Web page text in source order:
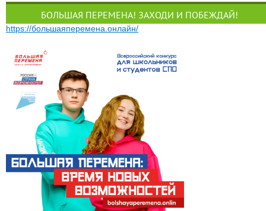
БОЛЬШАЯ ПЕРЕМЕНА! ЗАХОДИ И ПОБЕЖДАЙ!
https://большаяперемена.онлайн/